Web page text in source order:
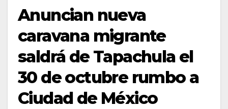
Anuncian nueva
caravana migrante
saldrá de Tapachula el
30 de octubre rumbo a
Ciudad de México